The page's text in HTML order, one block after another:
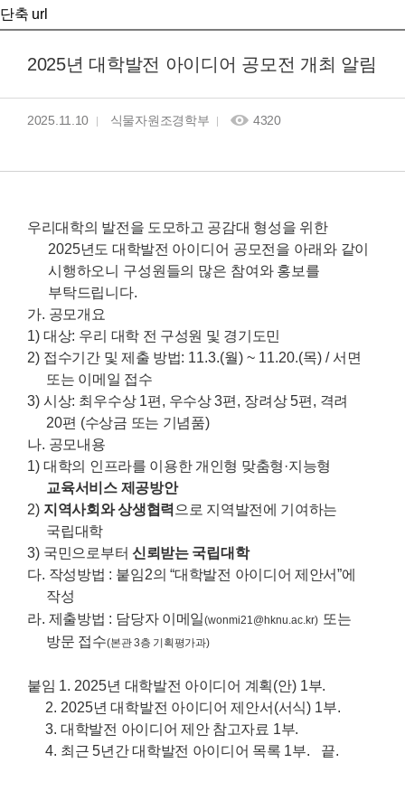
단축 url
2025년 대학발전 아이디어 공모전 개최 알림
2025.11.10 식물자원조경학부 4320
우리대학의 발전을 도모하고 공감대 형성을 위한
2025년도 대학발전 아이디어 공모전을 아래와 같이
시행하오니 구성원들의 많은 참여와 홍보를
부탁드립니다.
가. 공모개요
1) 대상: 우리 대학 전 구성원 및 경기도민
2) 접수기간 및 제출 방법: 11.3.(월) ~ 11.20.(목) /서면
또는 이메일 접수
3) 시상: 최우수상 1편 , 우수상3편 , 장려상5편 , 격려
20편 (수상금 또는 기념품)
나. 공모내용
1) 대학의 인프라를 이용한 개인형 맞춤형 ·지능형
교육서비스 제공방안
2) 지역사회와 상생협력 으로 지역발전에 기여하는
국립대학
3) 국민으로부터 신뢰받는 국립대학
다. 작성방법 : 붙임2의“대학발전 아이디어 제안서”에
작성
라. 제출방법 : 담당자 이메일(wonmi21@hknu.ac.kr) 또는
방문 접수(본관3층 기획평가과)
붙임 1. 2025년 대학발전 아이디어 계획(안) 1부.
2. 2025년 대학발전 아이디어 제안서 (서식) 1부.
3. 대학발전 아이디어 제안 참고자료 1부.
4. 최근5년간 대학발전 아이디어 목록 1부. 끝.